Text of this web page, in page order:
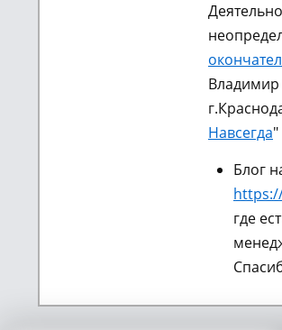
Владимир
Навсегда"
Блог
где